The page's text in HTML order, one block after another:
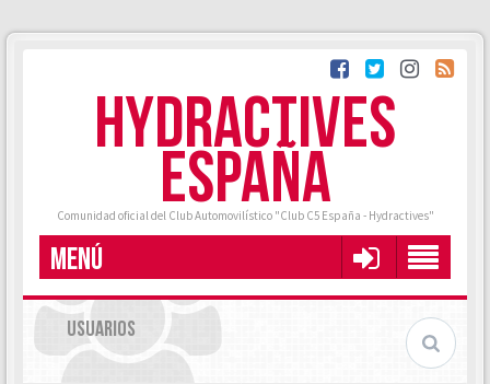
HYDRACTIVES
ESPAÑA
Comunidad oficial del Club Automovilístico "Club C5 España - Hydractives"
MENÚ
USUARIOS